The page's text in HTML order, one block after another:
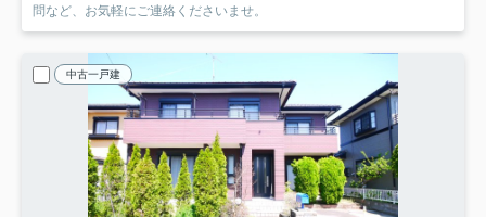
問など、お気軽にご連絡くださいませ。
中古一戸建